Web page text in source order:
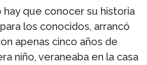
hay que conocer su historia
para los conocidos, arrancó
apenas cinco años de
niño, veraneaba en la casa